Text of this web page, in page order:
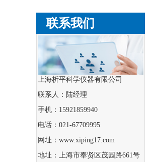
联系我们
上海析平科学仪器有限公司
联系人：陆经理
手机：15921859940
电话：021-67709995
网址：www.xiping17.com
地址：上海市奉贤区茂园路661号